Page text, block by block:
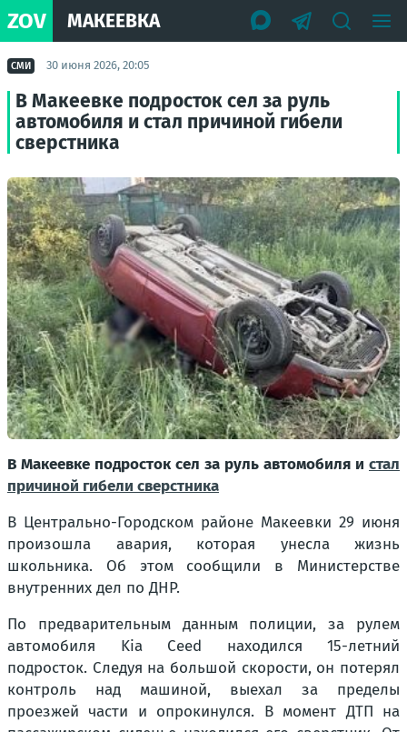
ZOV МАКЕЕВКА
СМИ 30 июня 2026, 20:05
В Макеевке подросток сел за руль
автомобиля и стал причиной гибели
сверстника
В Макеевке подросток сел за руль автомобиля и стал
причиной гибели сверстника
В Центрально-Городском районе Макеевки 29 июня
произошла авария, которая унесла жизнь
школьника. Об этом сообщили в Министерстве
внутренних дел по ДНР.
По предварительным данным полиции, за рулем
автомобиля Kia Ceed находился 15-летний
подросток. Следуя на большой скорости, он потерял
контроль над машиной, выехал за пределы
проезжей части и опрокинулся. В момент ДТП на